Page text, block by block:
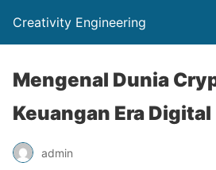
Creativity Engineering
Mengenal Dunia
Keuangan Era Digital
admin